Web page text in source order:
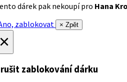
dárek pak nekoupí pro Hana
zablokovat
× Zpět
zablokování dárku